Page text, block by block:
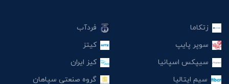
زتکاما
سوپر پایپ
سیپکس اسپانیا
سیم ایتالیا
فردآب
کیتز
کیز ایران
گروه صنعتی سپاهان